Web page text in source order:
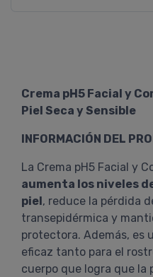
Crema pH5 Facial y
Piel Seca y Sensible
INFORMACIÓN DEL
La Crema pH5 Facial y
aumenta los niveles
piel, reduce la pérdida
transepidérmica y
protectora. Además, es
eficaz tanto para el
cuerpo que logra que la